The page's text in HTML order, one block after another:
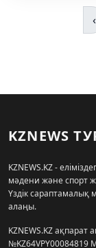
‹
KZNEWS
KZNEWS.KZ -
мәдени және спорт
Үздік
алаңы.
KZNEWS.KZ ақпарат
№KZ64VPY00084819